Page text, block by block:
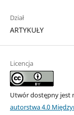
Dział
ARTYKUŁY
Licencja
Utwór dostępny jest
autorstwa 4.0